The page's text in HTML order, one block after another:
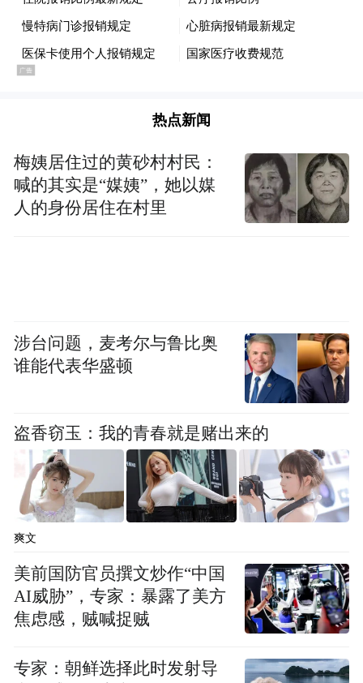
截至我们发稿时，这则求助帖已经获得了至
少3239个签名支持，而且在支持学生和抨击
校方做法的人群中，还不乏来自该校的教职
员工。
其中，一名直接参与了该校中国公派学生学
者项目的教授，就在上述求助帖中留言，表
示学校对这些中国留学生和学者的做法“是不
公平的”，而且也是“毫无必要”的，因为他没
热点新闻
梅姨居住过的黄砂村村民：
喊的其实是“媒姨”，她以媒
人的身份居住在村里
涉台问题，麦考尔与鲁比奥
谁能代表华盛顿
盗香窃玉：我的青春就是赌出来的
爽文
美前国防官员撰文炒作“中国
AI威胁”，专家：暴露了美方
焦虑感，贼喊捉贼
专家：朝鲜选择此时发射导